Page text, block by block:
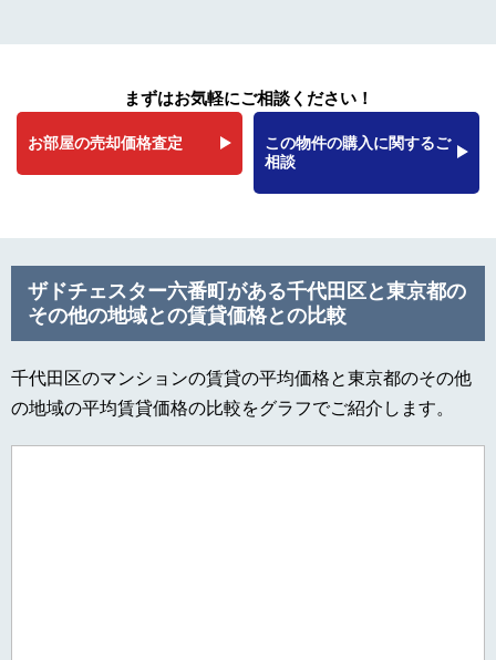
まずはお気軽にご相談ください！
お部屋の売却価格査定
この物件の購入に関するご
相談
ザドチェスター六番町がある千代田区と東京都の
その他の地域との賃貸価格との比較
千代田区のマンションの賃貸の平均価格と東京都のその他
の地域の平均賃貸価格の比較をグラフでご紹介します。